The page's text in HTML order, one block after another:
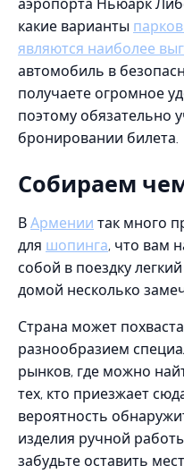
аэропорта Ньюарк
какие варианты
являются наиболее
автомобиль в
получаете огромное
поэтому обязательно
бронировании билета.
Собираем
В Армении так много
для шопинга, что вам
собой в поездку
домой несколько
Страна может
разнообразием
рынков, где можно
тех, кто приезжает
вероятность
изделия ручной
забудьте оставить